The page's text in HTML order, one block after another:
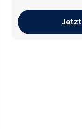
Jetzt